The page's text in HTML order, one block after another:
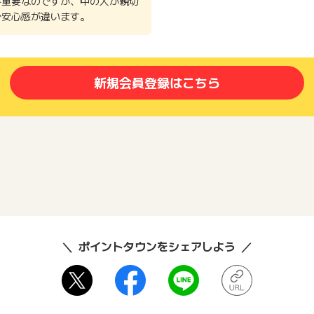
心感が違います。
新規会員登録はこちら
ポイントタウンをシェアしよう